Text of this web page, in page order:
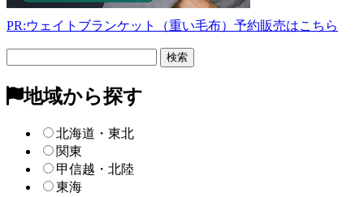
PR:ウェイトブランケット（重い毛布）予約販売はこちら
ー
検
地域から探す
北海道・東北
関東
甲信越・北陸
東海